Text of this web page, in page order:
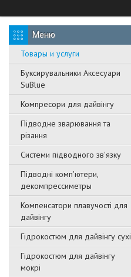
Товары и услуги
Буксирувальники Аксесуари
SuBlue
Компресори для дайвінгу
Підводне зварювання та
різання
Системи підводного зв'язку
Підводні комп'ютери,
декомпрессиметры
Компенсатори плавучості для
дайвінгу
Гідрокостюм для дайвінгу сухі
Гідрокостюм для дайвінгу
мокрі